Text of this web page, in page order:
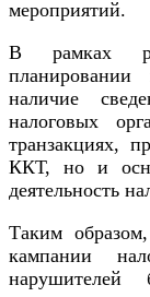
мероприятий.
В рамках
планировании
наличие
налоговых
транзакциях,
ККТ, но и
деятельность
Таким
кампании
нарушителей